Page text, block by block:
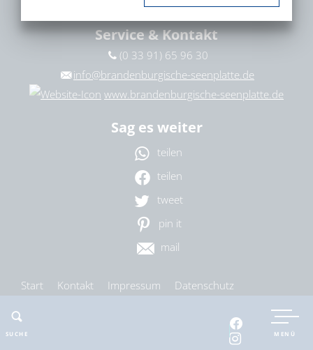
MENÜ
SUCHE
Ort
SUCHEN
ZURÜCKSETZEN
Service & Kontakt
(0 33 91) 65 96 30
info@brandenburgische-seenplatte.de
www.brandenburgische-seenplatte.de
Sag es weiter
teilen
teilen
tweet
pin it
mail
Start Kontakt Impressum
Datenschutz